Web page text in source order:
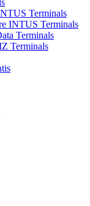
Terminals
INTUS Terminals
Terminals
Terminals